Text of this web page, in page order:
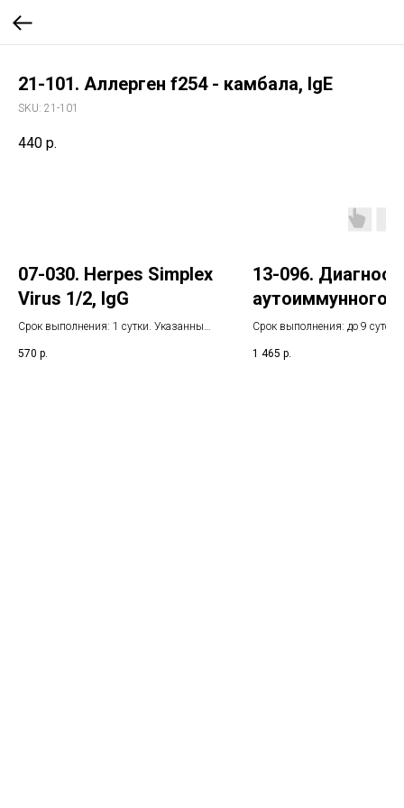
21-101. Аллерген f254 - камбала, IgE
SKU: 21-101
440 р.
07-030. Herpes Simplex
Virus 1/2, IgG
Срок выполнения: 1 сутки. Указанный
биоматериала
570 р.
13-096.
аутоиммунного
панкреатита
(определение
Срок выполнения: до 9 суток.
взятия биоматериала
1 465 р.